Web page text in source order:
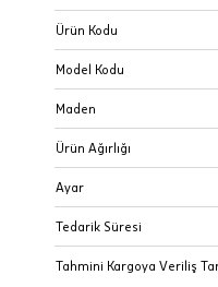
Seçiniz.
Stoklar çok
Ürün Kodu
Model Kodu
Maden
Ürün Ağırlığı
Ayar
Tedarik Süresi
Tahmini Kargoya Veriliş
JTR |
Merkezi)
Sipariş
İptal: